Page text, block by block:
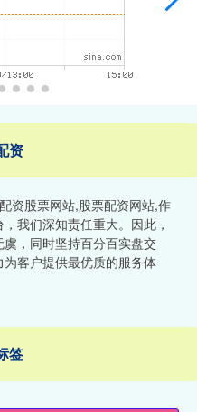
资
资股票网站,股票配资网站,作
我们深知责任重大。因此，
，同时坚持百分百实盘交
客户提供最优质的服务体
签